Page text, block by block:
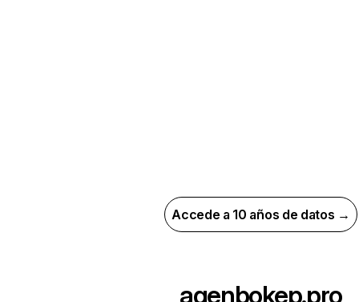
Accede a 10 años de datos →
agenbokep.pro